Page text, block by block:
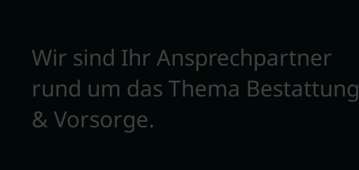
Wir sind Ihr Ansprechpartner
rund um das Thema Bestattung
& Vorsorge.